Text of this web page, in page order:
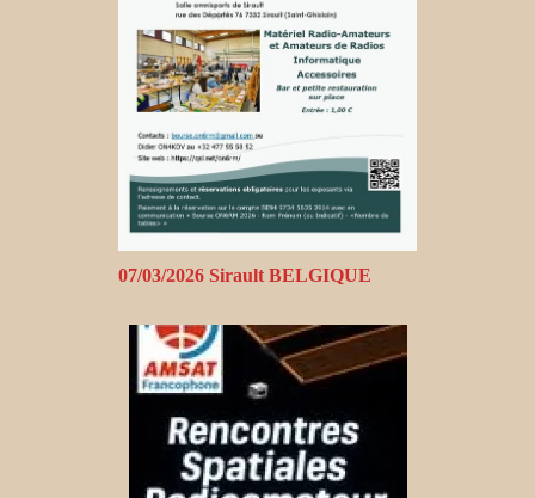
07/03/2026 Sirault BELGIQUE